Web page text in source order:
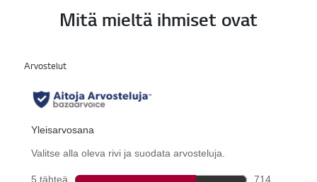
Mitä mieltä ihmiset ovat